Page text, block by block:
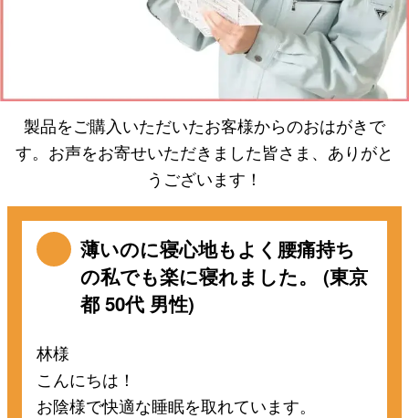
製品をご購入いただいたお客様からのおはがきで
す。お声をお寄せいただきました皆さま、ありがと
うございます！
薄いのに寝心地もよく腰痛持ち
の私でも楽に寝れました。 (東京
都 50代 男性)
林様
こんにちは！
お陰様で快適な睡眠を取れています。